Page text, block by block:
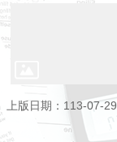
務
上版日期：113-07-29